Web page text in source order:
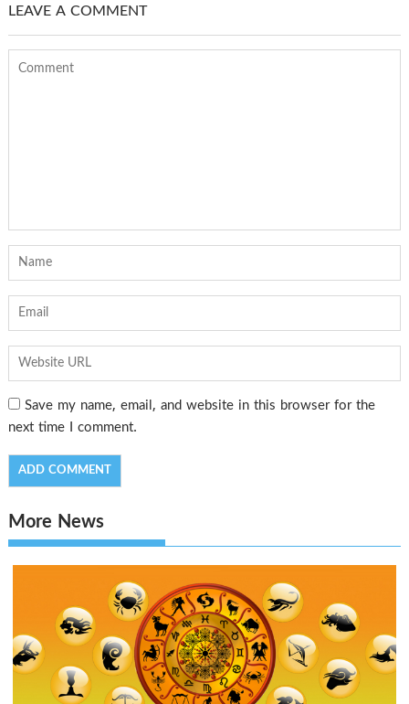
LEAVE A COMMENT
Save my name, email, and website in this browser for the
next time I comment.
More News